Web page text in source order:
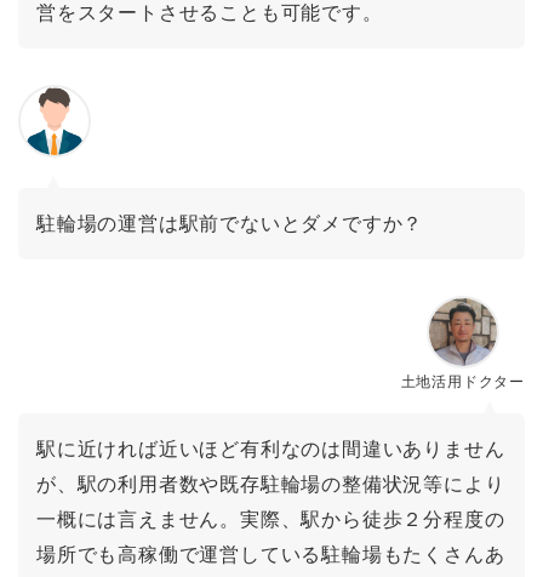
営をスタートさせることも可能です。
駐輪場の運営は駅前でないとダメですか？
土地活用ドクター
駅に近ければ近いほど有利なのは間違いありません
が、駅の利用者数や既存駐輪場の整備状況等により
一概には言えません。実際、駅から徒歩２分程度の
場所でも高稼働で運営している駐輪場もたくさんあ